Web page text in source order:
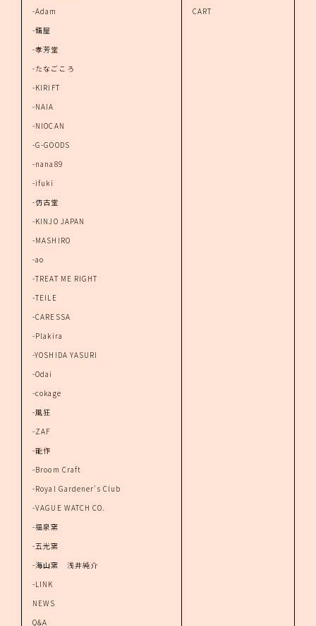
-Adam
-錆屋
-孝芳堂
-たなごころ
-KIRIFT
-NAIA
-NIOCAN
-G-GOODS
-nana89
-ifuki
-仿古堂
-KINJO JAPAN
-MASHIRO
-ao
-TREAT ME RIGHT
-TEILE
-CARESSA
-Plakira
-YOSHIDA YASURI
-Odai
-cokage
-風狂
-ZAF
-能作
-Broom Craft
-Royal Gardener's Club
-VAGUE WATCH CO.
-福泉窯
-五光窯
-海山窯 浅井純介
-LINK
NEWS
Q&A
CART